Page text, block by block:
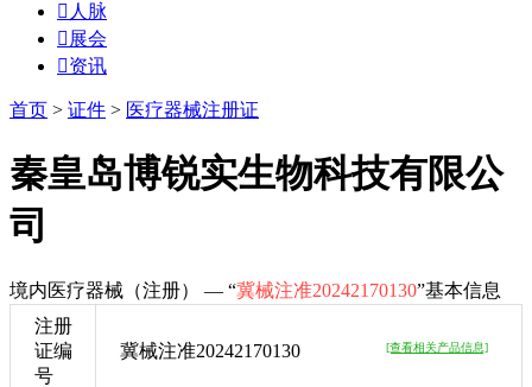
 人脉
 展会
资讯
首页 > 证件 > 医疗器械注册证
秦皇岛博锐实生物科技有限公
司
境内医疗器械（注册） — “冀械注准20242170130”基本信息
注册
证编
号
冀械注准20242170130 [查看相关产品信息]